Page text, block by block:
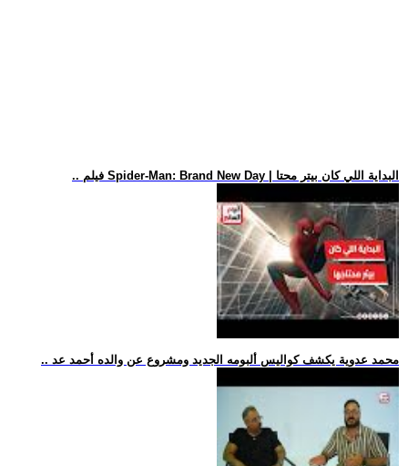
.. فيلم Spider-Man: Brand New Day | البداية اللي كان بيتر محتا
.. محمد عدوية يكشف كواليس ألبومه الجديد ومشروع عن والده أحمد عد